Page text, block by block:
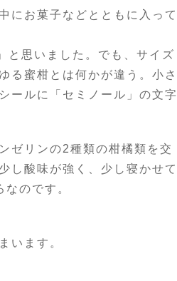
にお菓子などとともに入って
思いました。でも、サイズ
る蜜柑とは何かが違う。小さ
ールに「セミノール」の文字
ゼリンの2種類の柑橘類を交
し酸味が強く、少し寝かせて
のです。
います。